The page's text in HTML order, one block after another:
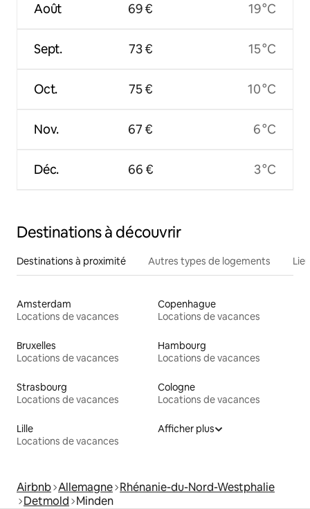
Août
Sept.
Oct.
Nov.
Déc.
69 €
73 €
75 €
67 €
66 €
19 °C
15 °C
10 °C
6 °C
3 °C
Destinations à découvrir
Destinations à proximité Autres types de logements
Amsterdam
Locations de vacances
Copenhague
Locations de vacances
Bruxelles
Locations de vacances
Hambourg
Locations de vacances
Strasbourg
Locations de vacances
Cologne
Locations de vacances
Lille
Locations de vacances
Afficher plus
Airbnb Allemagne Rhénanie-du-Nord-Westphalie
Detmold Minden